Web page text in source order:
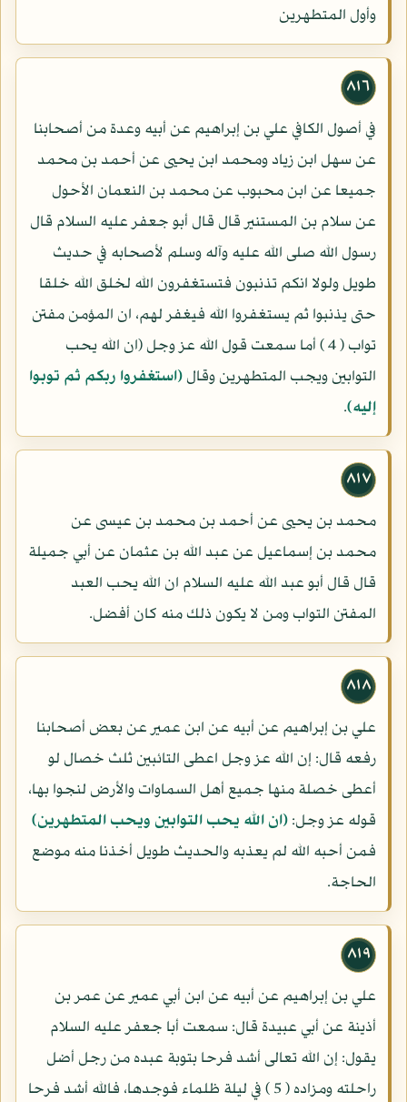
وأول المتطهرين
٨١٦
في أصول الكافي علي بن إبراهيم عن أبيه وعدة من أصحابنا
عن سهل ابن زياد ومحمد ابن يحيى عن أحمد بن محمد
جميعا عن ابن محبوب عن محمد بن النعمان الأحول
عن سلام بن المستنير قال قال أبو جعفر عليه السلام قال
رسول الله صلى الله عليه وآله وسلم لأصحابه في حديث
طويل ولولا انكم تذنبون فتستغفرون الله لخلق الله خلقا
حتى يذنبوا ثم يستغفروا الله فيغفر لهم، ان المؤمن مفتن
تواب ( 4 ) أما سمعت قول الله عز وجل (ان الله يحب
التوابين ويجب المتطهرين وقال(استغفروا ربكم ثم توبوا
إليه).
٨١٧
محمد بن يحيى عن أحمد بن محمد بن عيسى عن
محمد بن إسماعيل عن عبد الله بن عثمان عن أبي جميلة
قال قال أبو عبد الله عليه السلام ان الله يحب العبد
المفتن التواب ومن لا يكون ذلك منه كان أفضل.
٨١٨
علي بن إبراهيم عن أبيه عن ابن عمير عن بعض أصحابنا
رفعه قال: إن الله عز وجل اعطى التائبين ثلث خصال لو
أعطى خصلة منها جميع أهل السماوات والأرض لنجوا بها،
قوله عز وجل: (ان الله يحب التوابين ويحب المتطهرين)
فمن أحبه الله لم يعذبه والحديث طويل أخذنا منه موضع
الحاجة.
٨١٩
علي بن إبراهيم عن أبيه عن ابن أبي عمير عن عمر بن
أذينة عن أبي عبيدة قال: سمعت أبا جعفر عليه السلام
يقول: إن الله تعالى أشد فرحا بتوبة عبده من رجل أضل
راحلته ومزاده ( 5 ) في ليلة ظلماء فوجدها، فالله أشد فرحا